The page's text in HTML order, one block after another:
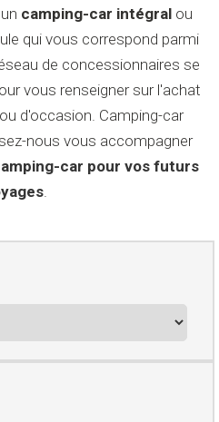
camping-car intégralou
qui vous correspond parmi
de concessionnaires se
vous renseigner sur l'achat
d'occasion. Camping-car
nous vous accompagner
car pour vos futurs
.